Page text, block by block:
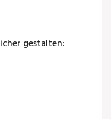
gestalten: